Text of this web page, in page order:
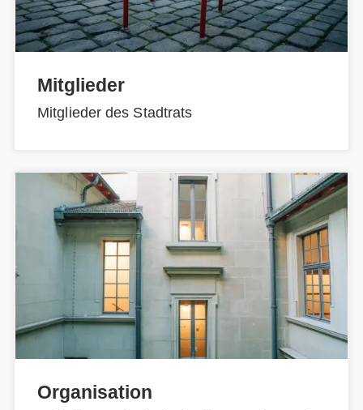
Mitglieder
Mitglieder des Stadtrats
Organisation